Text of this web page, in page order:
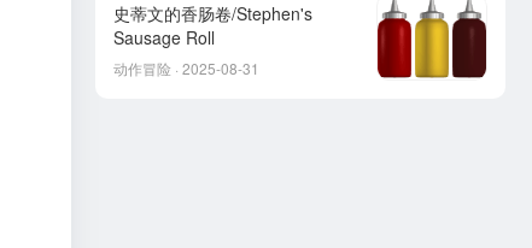
史蒂文的香肠卷/Stephen's
Sausage Roll
动作冒险 · 2025-08-31